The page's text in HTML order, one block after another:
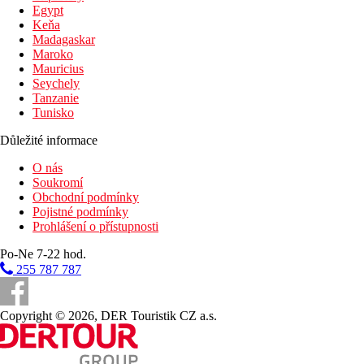
Egypt
Keňa
Madagaskar
Maroko
Mauricius
Seychely
Tanzanie
Tunisko
Důležité informace
O nás
Soukromí
Obchodní podmínky
Pojistné podmínky
Prohlášení o přístupnosti
Po-Ne 7-22 hod.
255 787 787
Copyright © 2026, DER Touristik CZ a.s.